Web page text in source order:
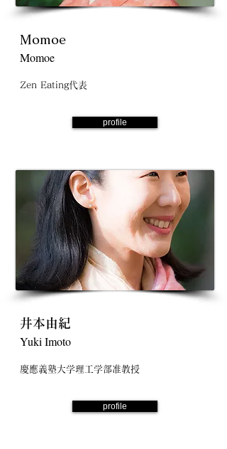
Momoe
Momoe
Zen Eating代表
profile
井本由紀
Yuki Imoto
慶應義塾大学理工学部准教授
profile